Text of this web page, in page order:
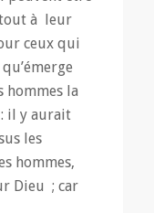
tout à leur
ceux qui
hommes la
il y aurait
les
hommes,
Dieu ; car